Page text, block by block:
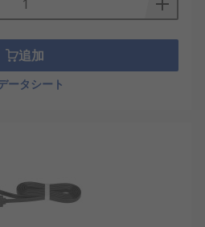
追加
ータシート